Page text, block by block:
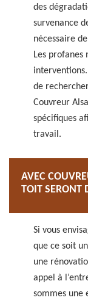
des
survenance
nécessaire
Les profanes
de
Couvreur
spécifiques
travail.
AVEC
TOIT SERONT
Si vous
que ce soit
une
appel à
sommes une